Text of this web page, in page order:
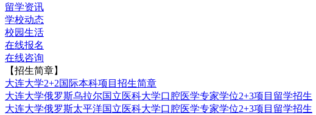
留学资讯
学校动态
校园生活
在线报名
在线咨询
【招生简章】
大连大学2+2国际本科项目招生简章
大连大学俄罗斯乌拉尔国立医科大学口腔医学专家学位2+3项目留学招生
大连大学俄罗斯太平洋国立医科大学口腔医学专家学位2+3项目留学招生